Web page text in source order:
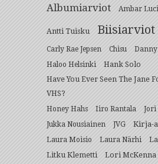
Albumiarviot Ambar
Antti Tuisku Biisiarviot
Carly Rae Jepsen Chisu Danny
Haloo Helsinki
Hank Solo
Have You Ever Seen The Jane
VHS?
Honey Hahs Iiro Rantala
Jori
Jukka Nousiainen
JVG Kirja-
Laura Moisio Laura Närhi
Litku Klemetti
Lori McKenna